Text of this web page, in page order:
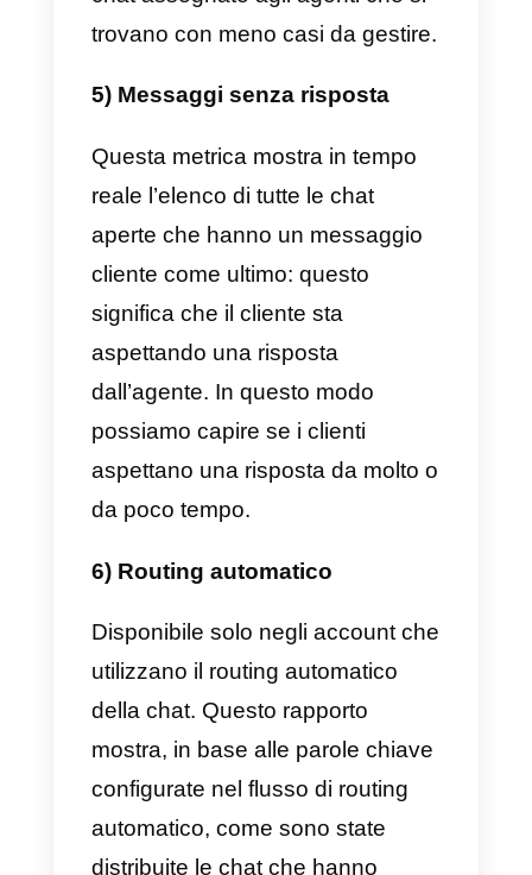
proprie prestazioni con altri
all’interno dell’account.
2) Tempo online dell’agente
Questa metrica mostra il tempo
trascorso online (disponibile
ciascun agente all’interno
dell’account. Pertanto, ci aiuta a
determinare se i nostri agenti
stanno lavorando all’orario
corrispondente.
agente
Questo rapporto mostra il numero
di volte in cui un agente ha
le proprie chat in un determinato
periodo di tempo. Questo ci aiuta